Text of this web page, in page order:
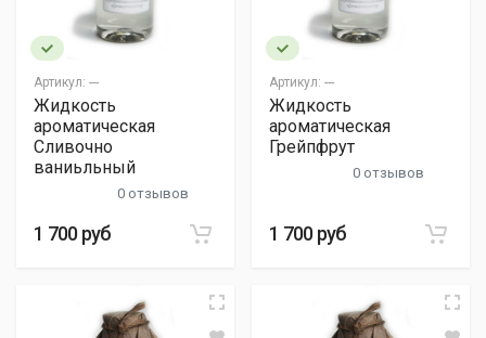
Артикул: ---
Жидкость
ароматическая
Сливочно
ваниьльный
0 отзывов
1 700 руб
Артикул: ---
Жидкость
ароматическая
Грейпфрут
0 отзывов
1 700 руб